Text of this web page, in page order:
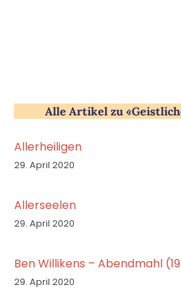
Alle Artikel zu
Allerheiligen
29. April 2020
Allerseelen
29. April 2020
Ben Willikens – Abendmahl
29. April 2020